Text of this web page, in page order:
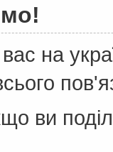
на
ви